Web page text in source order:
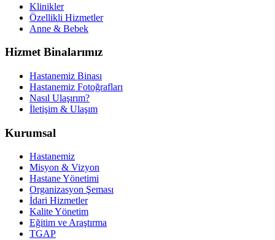
Klinikler
Özellikli Hizmetler
Anne & Bebek
Hizmet Binalarımız
Hastanemiz Binası
Hastanemiz Fotoğrafları
Nasıl Ulaşırım?
İletişim & Ulaşım
Kurumsal
Hastanemiz
Misyon & Vizyon
Hastane Yönetimi
Organizasyon Şeması
İdari Hizmetler
Kalite Yönetim
Eğitim ve Araştırma
TGAP